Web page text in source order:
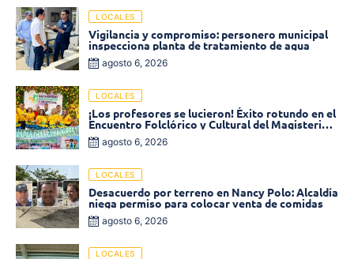
LOCALES
Vigilancia y compromiso: personero municipal
inspecciona planta de tratamiento de agua
agosto 6, 2026
LOCALES
¡Los profesores se lucieron! Éxito rotundo en el
Encuentro Folclórico y Cultural del Magisterio
2026 en Ciénaga
agosto 6, 2026
LOCALES
Desacuerdo por terreno en Nancy Polo: Alcaldía
niega permiso para colocar venta de comidas
agosto 6, 2026
LOCALES